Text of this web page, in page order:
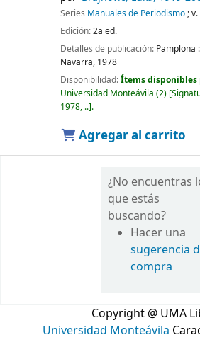
Series Manuales de Periodismo; v.
Edición:2a ed.
Detalles de publicación: Pamplona :
Navarra, 1978
Disponibilidad:Ítems disponibles
Universidad Monteávila (2)
1978, .. .
Agregar al carrito
¿No encuentras
que estás
buscando?
Hacer una
sugerencia
compra
Copyright @ UMA
Universidad Monteávila